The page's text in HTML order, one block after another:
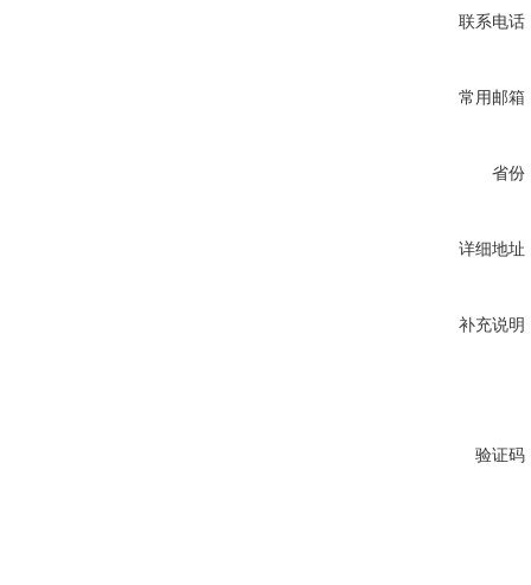
联系电话
常用邮箱
省份
详细地址
补充说明
验证码